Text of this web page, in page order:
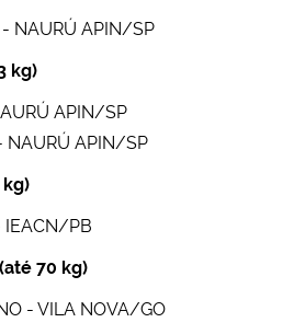
- NAURÚ APIN/SP
kg)
APIN/SP
NAURÚ APIN/SP
IEACN/PB
70 kg)
- VILA NOVA/GO